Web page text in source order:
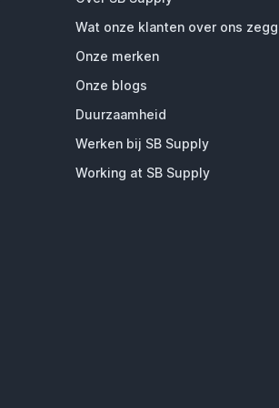
Wat onze klanten over ons
Onze merken
Onze blogs
Duurzaamheid
Werken bij SB Supply
Working at SB Supply